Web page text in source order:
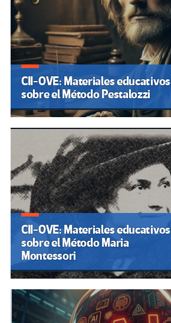
CII-OVE: Materiales educativos
sobre el Método Pestalozzi
CII-OVE: Materiales educativos
sobre el Método Maria
Montessori